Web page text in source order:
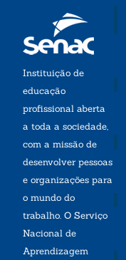
Instituição de
educação
profissional aberta
a toda a sociedade,
com a missão de
desenvolver pessoas
e organizações para
o mundo do
trabalho. O Serviço
Nacional de
Aprendizagem